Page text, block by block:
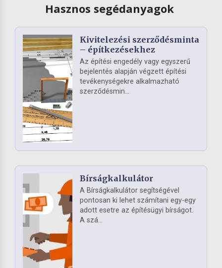
Hasznos segédanyagok
Kivitelezési szerződésminta
– építkezésekhez
Az építési engedély vagy egyszerű
bejelentés alapján végzett építési
tevékenységekre alkalmazható
szerződésmin...
Bírságkalkulátor
A Bírságkalkulátor segítségével
pontosan ki lehet számítani egy-egy
adott esetre az építésügyi bírságot.
A szá...